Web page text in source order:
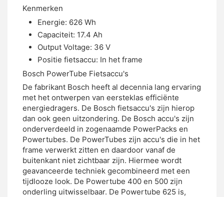
Kenmerken
Energie: 626 Wh
Capaciteit: 17.4 Ah
Output Voltage: 36 V
Positie fietsaccu: In het frame
Bosch PowerTube Fietsaccu's
De fabrikant Bosch heeft al decennia lang ervaring
met het ontwerpen van eersteklas efficiënte
energiedragers. De Bosch fietsaccu's zijn hierop
dan ook geen uitzondering. De Bosch accu's zijn
onderverdeeld in zogenaamde PowerPacks en
Powertubes. De PowerTubes zijn accu's die in het
frame verwerkt zitten en daardoor vanaf de
buitenkant niet zichtbaar zijn. Hiermee wordt
geavanceerde techniek gecombineerd met een
tijdlooze look. De Powertube 400 en 500 zijn
onderling uitwisselbaar. De Powertube 625 is,